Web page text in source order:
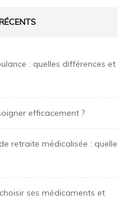
: quelles différences et
efficacement ?
retraite médicalisée : quelle
ses médicaments et